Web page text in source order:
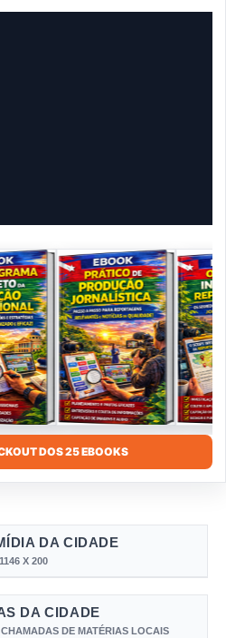
DOS 25 EBOOKS
DA CIDADE
1146 X 200
DA CIDADE
DE MATÉRIAS LOCAIS